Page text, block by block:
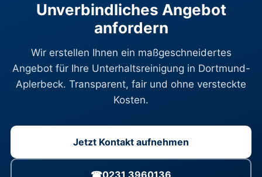
Unverbindliches Angebot
anfordern
Wir erstellen Ihnen ein maßgeschneidertes
Angebot für Ihre Unterhaltsreinigung in Dortmund-
Aplerbeck. Transparent, fair und ohne versteckte
Kosten.
Jetzt Kontakt aufnehmen
☎0231 3960136